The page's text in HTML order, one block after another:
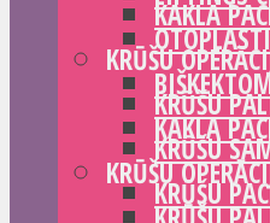
KAKLA
KRŪŠU
KRŪŠU
KRŪŠU
KRŪŠU
KAKLA
KRŪŠU